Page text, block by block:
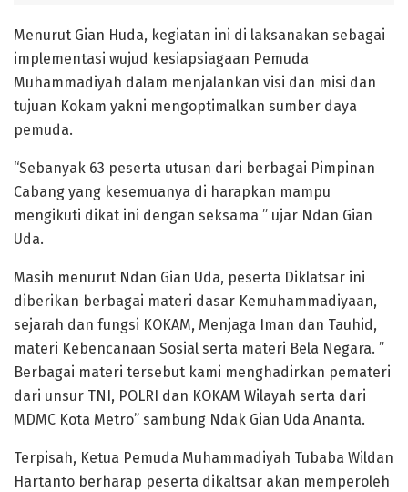
Menurut Gian Huda, kegiatan ini di laksanakan sebagai
implementasi wujud kesiapsiagaan Pemuda
Muhammadiyah dalam menjalankan visi dan misi dan
tujuan Kokam yakni mengoptimalkan sumber daya
pemuda.
“Sebanyak 63 peserta utusan dari berbagai Pimpinan
Cabang yang kesemuanya di harapkan mampu
mengikuti dikat ini dengan seksama ” ujar Ndan Gian
Uda.
Masih menurut Ndan Gian Uda, peserta Diklatsar ini
diberikan berbagai materi dasar Kemuhammadiyaan,
sejarah dan fungsi KOKAM, Menjaga Iman dan Tauhid,
materi Kebencanaan Sosial serta materi Bela Negara. ”
Berbagai materi tersebut kami menghadirkan pemateri
dari unsur TNI, POLRI dan KOKAM Wilayah serta dari
MDMC Kota Metro” sambung Ndak Gian Uda Ananta.
Terpisah, Ketua Pemuda Muhammadiyah Tubaba Wildan
Hartanto berharap peserta dikaltsar akan memperoleh